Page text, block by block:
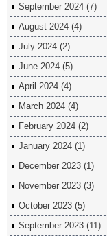
September 2024 (7)
August 2024 (4)
July 2024 (2)
June 2024 (5)
April 2024 (4)
March 2024 (4)
February 2024 (2)
January 2024 (1)
December 2023 (1)
November 2023 (3)
October 2023 (5)
September 2023 (11)